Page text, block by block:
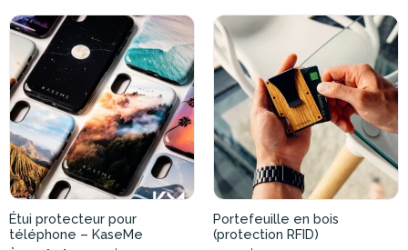
Étui protecteur pour
téléphone – KaseMe
Portefeuille en bois
(protection RFID)